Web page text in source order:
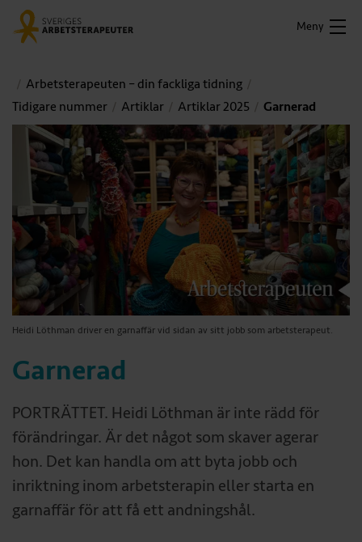
Meny
Arbetsterapeuten – din fackliga tidning
Tidigare nummer
Artiklar Artiklar 2025 Garnerad
Heidi Löthman driver en garnaffär vid sidan av sitt jobb som arbetsterapeut.
Garnerad
PORTRÄTTET. Heidi Löthman är inte rädd för
förändringar. Är det något som skaver agerar
hon. Det kan handla om att byta jobb och
inriktning inom arbetsterapin eller starta en
garnaffär för att få ett andningshål.